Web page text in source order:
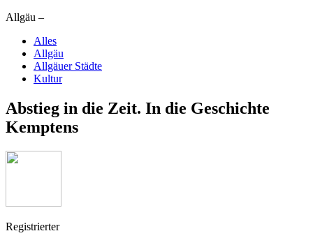
Allgäu –
Alles
Allgäu
Allgäuer Städte
Kultur
Abstieg in die Zeit. In die Geschichte
Kemptens
Registrierter